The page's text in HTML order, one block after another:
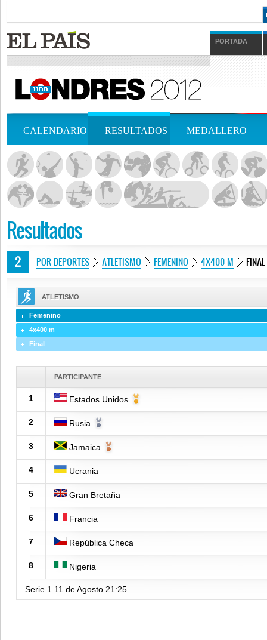
PORTADA
CALENDARIO RESULTADOS MEDALLERO
Resultados
POR DEPORTES ATLETISMO FEMENINO 4X400 M FINAL
ATLETISMO
Femenino
4x400 m
Final
PARTICIPANTE
1 Estados Unidos
2 Rusia
3 Jamaica
4 Ucrania
5 Gran Bretaña
6 Francia
7 República Checa
8 Nigeria
Serie 1 11 de Agosto 21:25